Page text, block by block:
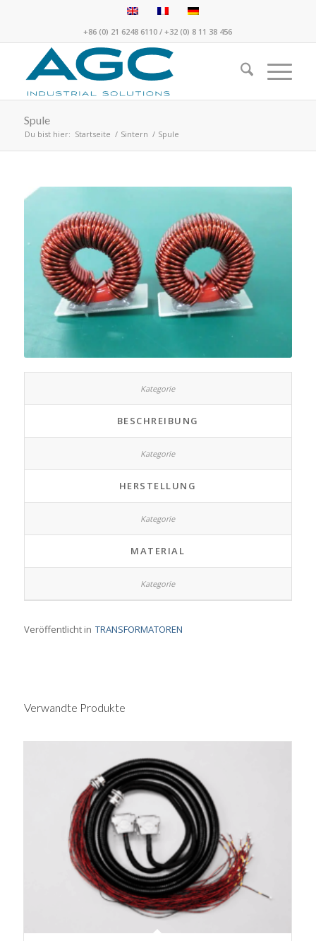
+86 (0) 21 6248 6110 /+32 (0) 8 11 38 456
Spule
Du bist hier: Startseite / Sintern / Spule
BESCHREIBUNG
HERSTELLUNG
MATERIAL
Veröffentlicht in TRANSFORMATOREN
Verwandte Produkte